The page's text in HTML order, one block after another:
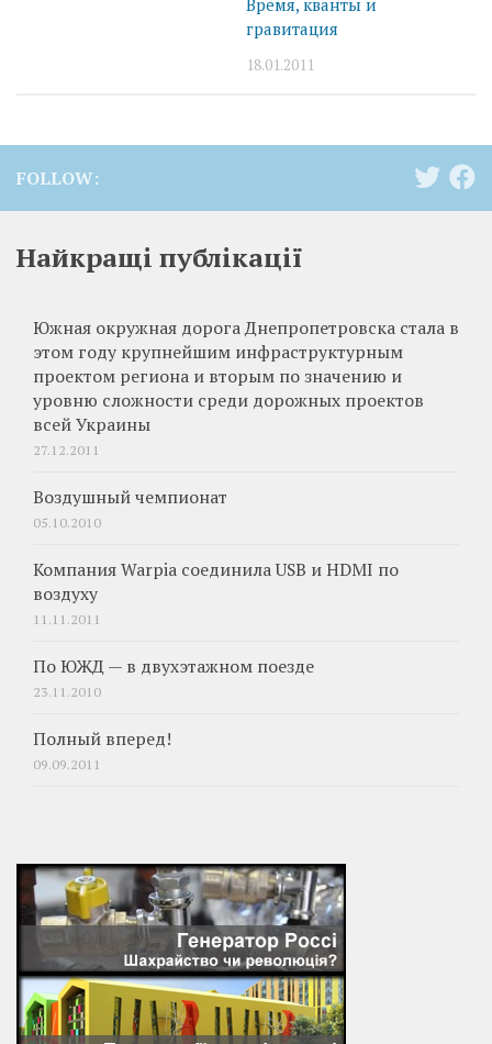
гравитация
18.01.2011
FOLLOW:
Найкращі публікації
Южная окружная дорога Днепропетровска стала в
этом году крупнейшим инфраструктурным
проектом региона и вторым по значению и
уровню сложности среди дорожных проектов
всей Украины
27.12.2011
Воздушный чемпионат
05.10.2010
Компания Warpia соединила USB и HDMI по
воздуху
11.11.2011
По ЮЖД — в двухэтажном поезде
23.11.2010
Полный вперед!
09.09.2011